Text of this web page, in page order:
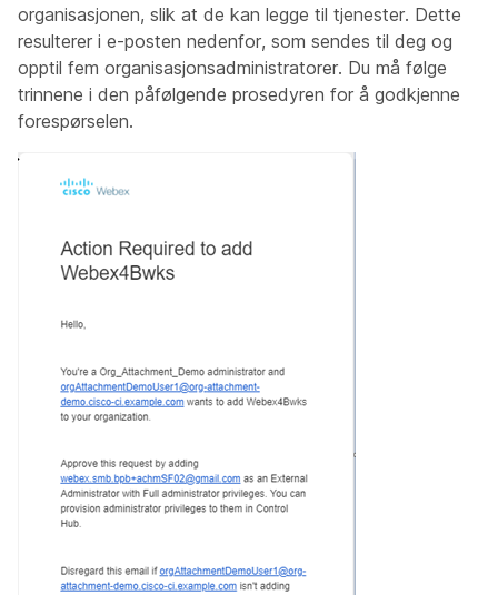
organisasjonen, slik at de kan legge til tjenester. Dette
resulterer i e-posten nedenfor, som sendes til deg og
opptil fem organisasjonsadministratorer. Du må følge
trinnene i den påfølgende prosedyren for å godkjenne
forespørselen.